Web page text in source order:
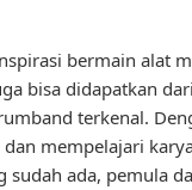
bermain alat
bisa didapatkan
terkenal.
mempelajari
sudah ada, pemula